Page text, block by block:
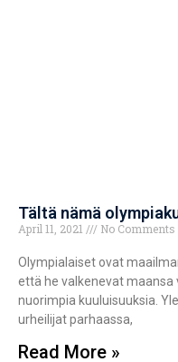
Tältä nämä
April 11, 2021 No Comments
Olympialaiset ovat
että he valkenevat maansa
nuorimpia kuuluisuuksia.
urheilijat parhaassa,
Read More »